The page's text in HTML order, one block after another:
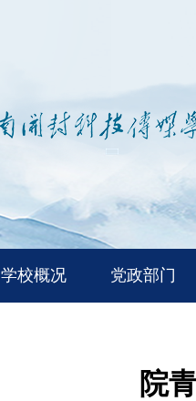
学校概况 党政部门
院